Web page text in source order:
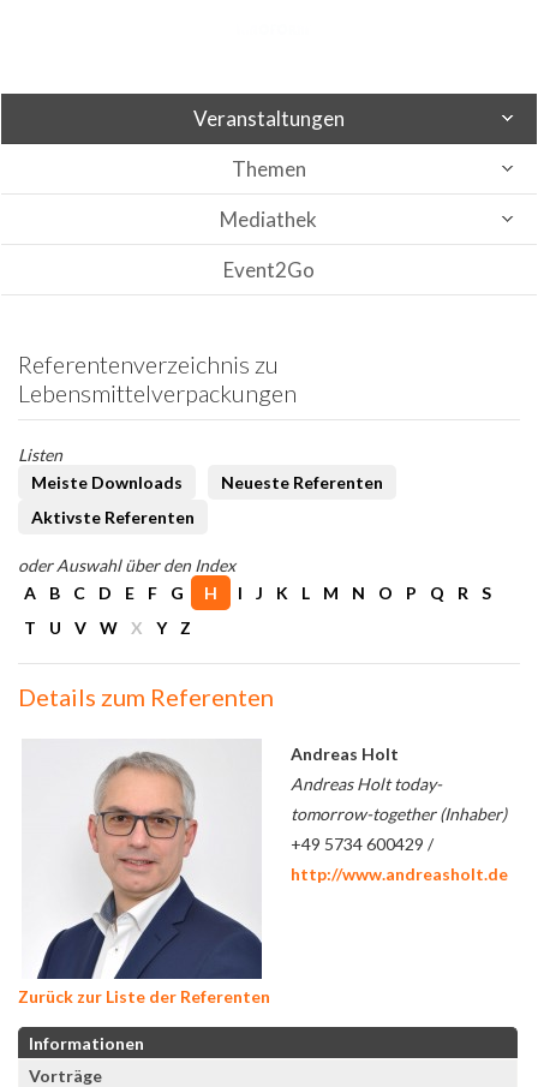
Veranstaltungen
Themen
Mediathek
Event2Go
Referentenverzeichnis zu
Lebensmittelverpackungen
Listen
Meiste Downloads
Neueste Referenten
Aktivste Referenten
oder Auswahl über den Index
A
B C D E F G H I J K L M N O P Q R
S
T
U V W X Y Z
Details zum Referenten
Andreas Holt
Andreas Holt today-
tomorrow-together (Inhaber)
+49 5734 600429 /
http://www.andreasholt.de
Zurück zur Liste der Referenten
Informationen
Vorträge